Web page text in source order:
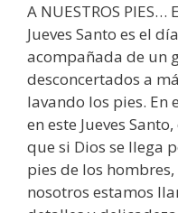
A NUESTROS PIES…
Jueves Santo es el
acompañada de un
desconcertados a
lavando los pies. En
en este Jueves
que si Dios se llega
pies de los
nosotros estamos